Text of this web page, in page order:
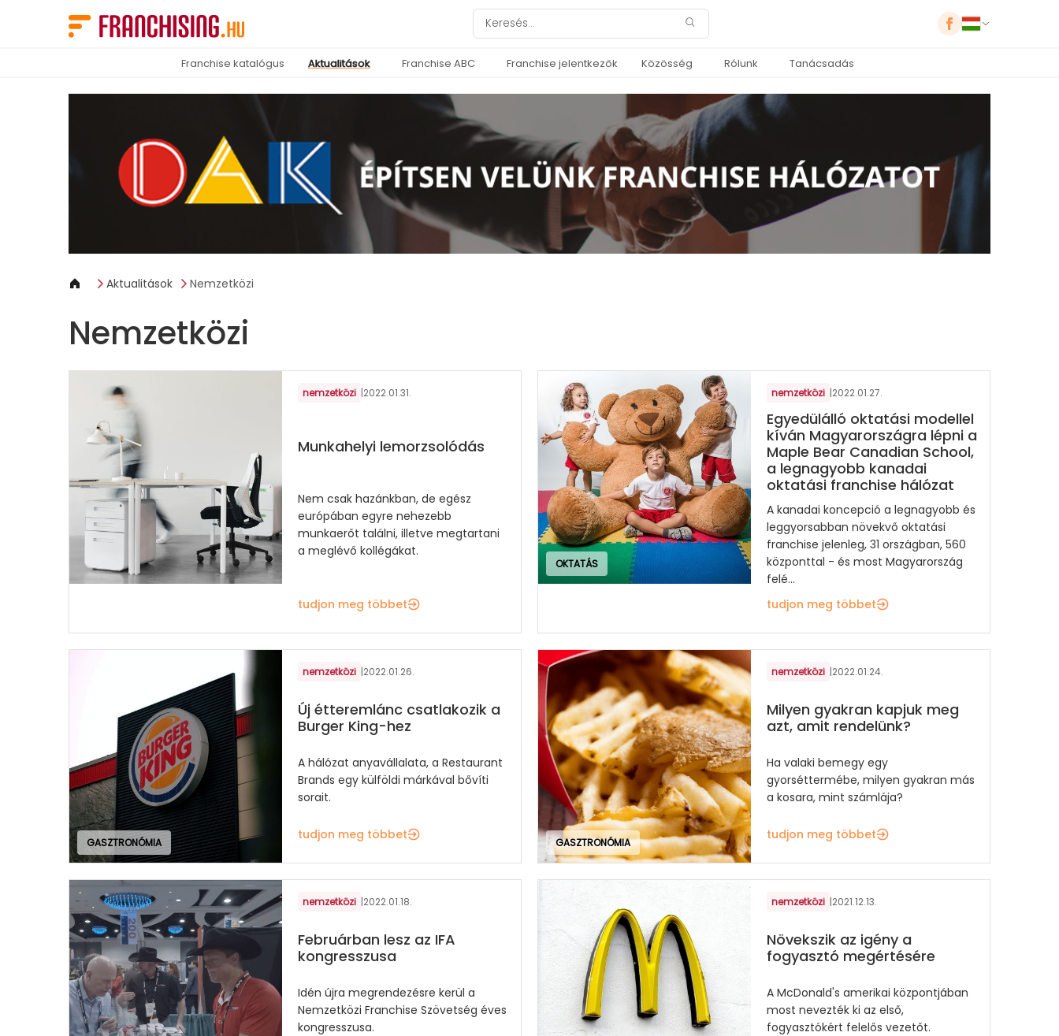
Franchise katalógus Aktualitások Franchise ABC Franchise jelentkezők Közösség Rólunk Tanácsadás
Aktualitások Nemzetközi
Nemzetközi
nemzetközi |2022.01.31.
Munkahelyi lemorzsolódás
Nem csak hazánkban, de egész
európában egyre nehezebb
munkaerőt találni, illetve megtartani
a meglévő kollégákat.
tudjon meg többet
OKTATÁS
nemzetközi |2022.01.27.
Egyedülálló oktatási modellel
kíván Magyarországra lépni a
Maple Bear Canadian School,
a legnagyobb kanadai
oktatási franchise hálózat
A kanadai koncepció a legnagyobb és
leggyorsabban növekvő oktatási
franchise jelenleg, 31 országban, 560
központtal - és most Magyarország
felé...
tudjon meg többet
GASZTRONÓMIA
nemzetközi |2022.01.26.
Új étteremlánc csatlakozik a
Burger King-hez
A hálózat anyavállalata, a Restaurant
Brands egy külföldi márkával bővíti
sorait.
tudjon meg többet
GASZTRONÓMIA
nemzetközi |2022.01.24.
Milyen gyakran kapjuk meg
azt, amit rendelünk?
Ha valaki bemegy egy
gyorséttermébe, milyen gyakran más
a kosara, mint számlája?
tudjon meg többet
nemzetközi |2022.01.18.
Februárban lesz az IFA
kongresszusa
Idén újra megrendezésre kerül a
Nemzetközi Franchise Szövetség éves
kongresszusa.
nemzetközi |2021.12.13.
Növekszik az igény a
fogyasztó megértésére
A McDonald's amerikai központjában
most nevezték ki az első,
fogyasztókért felelős vezetőt.